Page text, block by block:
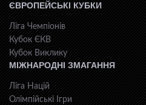
ЄВРОПЕЙСЬКІ КУБКИ
Ліга Чемпіонів
Кубок ЄКВ
Кубок Виклику
МІЖНАРОДНІ ЗМАГАННЯ
Ліга Націй
Олімпійські Ігри